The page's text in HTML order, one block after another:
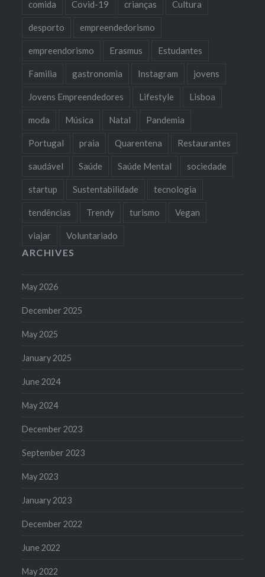
comida Covid-19 crianças Cultura
desporto empreendedorismo
empreendorismo Erasmus Estudantes
Familia gastronomia Instagram jovens
Jovens Empreendedores Lifestyle Lisboa
moda Música Natal Pandemia
Portugal praia Quarentena Restaurantes
saudável Saúde Saúde Mental sociedade
startup Sustentabilidade tecnologia
tendências Trendy turismo Vegan
viajar Voluntariado
ARCHIVES
May 2026
December 2025
May 2025
January 2025
June 2024
May 2024
December 2023
September 2023
May 2023
January 2023
December 2022
June 2022
May 2022